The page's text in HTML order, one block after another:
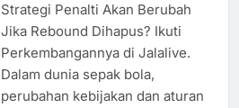
Strategi Penalti Akan Berubah
Jika Rebound Dihapus? Ikuti
Perkembangannya di Jalalive.
Dalam dunia sepak bola,
perubahan kebijakan dan aturan